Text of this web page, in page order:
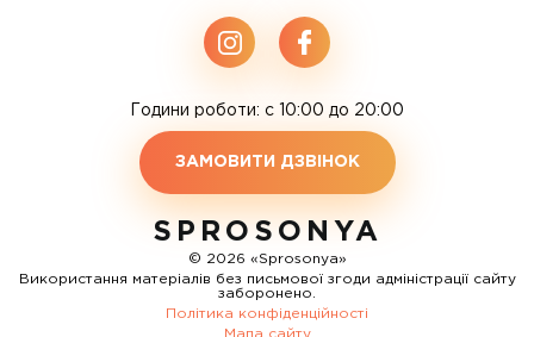
Години роботи: c 10:00 до 20:00
ЗАМОВИТИ ДЗВІНОК
SPROSONYA
© 2026 «Sprosonya»
Використання матеріалів без письмової згоди адміністрації сайту
заборонено.
Політика конфіденційності
Мапа сайту